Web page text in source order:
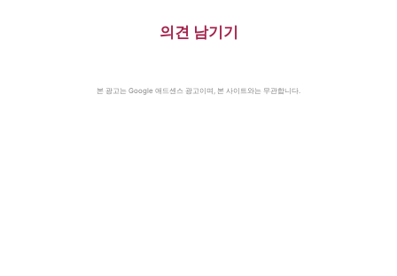
트리스트에서 한국 제외(2019)
의견 남기기
본 광고는 Google 애드센스 광고이며, 본 사이트와는 무관합니다.